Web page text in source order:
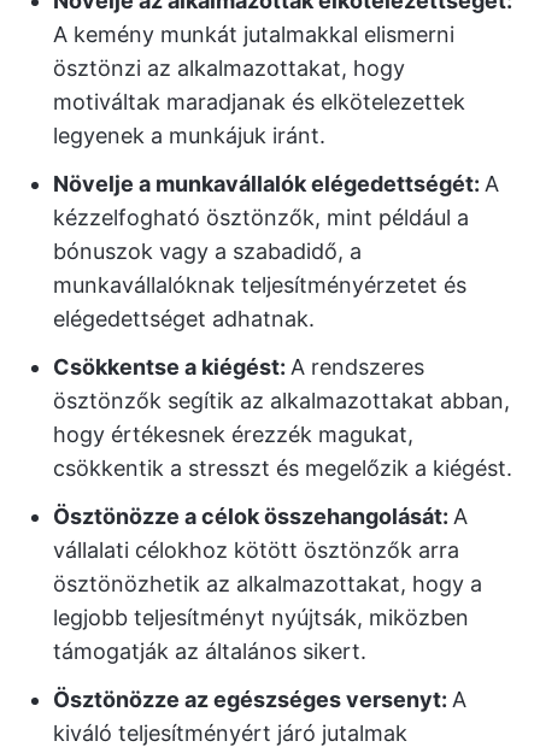
A kemény munkát jutalmakkal elismerni
ösztönzi az alkalmazottakat, hogy
motiváltak maradjanak és elkötelezettek
legyenek a munkájuk iránt.
Növelje a munkavállalók elégedettségét: A
kézzelfogható ösztönzők, mint például a
bónuszok vagy a szabadidő, a
munkavállalóknak teljesítményérzetet és
elégedettséget adhatnak.
Csökkentse a kiégést: A rendszeres
ösztönzők segítik az alkalmazottakat abban,
hogy értékesnek érezzék magukat,
csökkentik a stresszt és megelőzik a kiégést.
Ösztönözze a célok összehangolását: A
vállalati célokhoz kötött ösztönzők arra
ösztönözhetik az alkalmazottakat, hogy a
legjobb teljesítményt nyújtsák, miközben
támogatják az általános sikert.
Ösztönözze az egészséges versenyt: A
kiváló teljesítményért járó jutalmak